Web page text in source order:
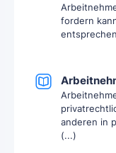
fordern
anderen in
(...)